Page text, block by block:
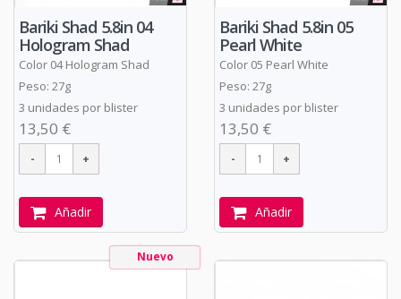
Bariki Shad 5.8in 04
Hologram Shad
Color 04 Hologram Shad
Peso: 27g
3 unidades por blister
13,50 €
Añadir
Bariki Shad 5.8in 05
Pearl White
Color 05 Pearl White
Peso: 27g
3 unidades por blister
13,50 €
Añadir
Nuevo